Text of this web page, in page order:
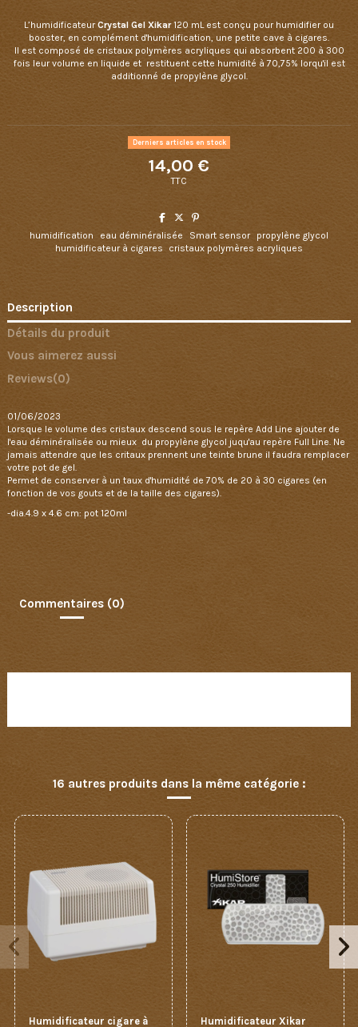
L’humidificateur Crystal Gel Xikar120 mL est conçu pour humidifier ou
booster, en complément d'humidification, une petite cave à cigares.
Il est composé de cristaux polymères acryliques qui absorbent 200 à 300
fois leur volume en liquide et restituent cette humidité à 70,75% lorqu'il est
additionné de propylène glycol.
Derniers articles en stock
14,00 €
TTC
humidification eau déminéralisée Smart sensor
propylène glycol
humidificateur à cigares
cristaux polymères acryliques
Description
Détails du produit
Vous aimerez aussi
Reviews(0)
01/06/2023
Lorsque le volume des cristaux descend sous le repère Add Line ajouter de
l'eau déminéralisée ou mieux du propylène glycol juqu'au repère Full Line. Ne
jamais attendre que les critaux prennent une teinte brune il faudra remplacer
votre pot de gel.
Permet de conserver à un taux d'humidité de 70% de 20 à 30 cigares (en
fonction de vos gouts et de la taille des cigares).
-dia.4.9 x 4.6 cm: pot 120ml
Commentaires (0)
16 autres produits dans la même catégorie :
Humidificateur cigare à
Humidificateur Xikar